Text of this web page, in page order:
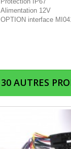
Alimentation 12V
OPTION interface
30 AUTRES